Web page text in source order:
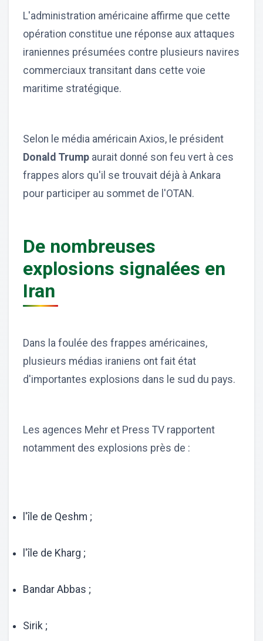
L'administration américaine affirme que cette
opération constitue une réponse aux attaques
iraniennes présumées contre plusieurs navires
commerciaux transitant dans cette voie
maritime stratégique.
Selon le média américain Axios, le président
Donald Trump aurait donné son feu vert à ces
frappes alors qu'il se trouvait déjà à Ankara
pour participer au sommet de l'OTAN.
De nombreuses
explosions signalées en
Iran
Dans la foulée des frappes américaines,
plusieurs médias iraniens ont fait état
d'importantes explosions dans le sud du pays.
Les agences Mehr et Press TV rapportent
notamment des explosions près de :
l'île de Qeshm ;
l'île de Kharg ;
Bandar Abbas ;
Sirik ;